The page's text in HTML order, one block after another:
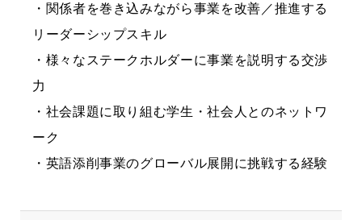
・関係者を巻き込みながら事業を改善／推進する
リーダーシップスキル
・様々なステークホルダーに事業を説明する交渉
力
・社会課題に取り組む学生・社会人とのネットワ
ーク
・英語添削事業のグローバル展開に挑戦する経験